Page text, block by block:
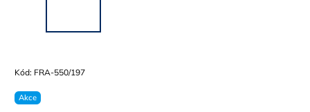
Kód: FRA-550/197
Akce